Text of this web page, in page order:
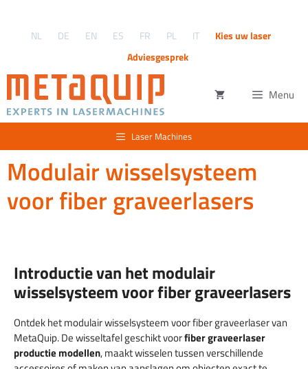
NL DE EN ES FR PL IT
Kies uw laser
Adviesgesprek
Menu
Laser Machines
Modulair wisselsysteem
voor fiber graveerlasers
Introductie van het modulair
wisselsysteem voor fiber graveerlasers
Ontdek het modulair wisselsysteem voor fiber graveerlaser van
MetaQuip. De wisseltafel geschikt voorfiber graveerlaser
productie modellen, maakt wisselen tussen verschillende